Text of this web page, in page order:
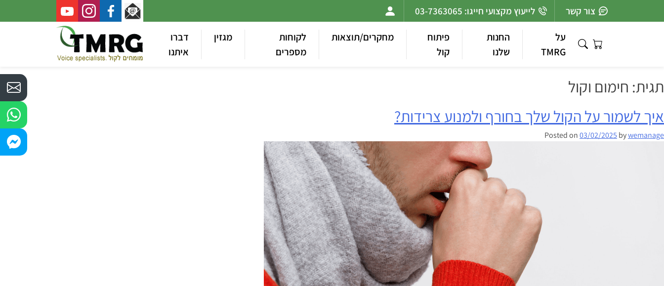
צור קשר לייעוץ מקצועי חייגו: 03-7363065
על
TMRG
החנות
שלנו
פיתוח
קול
מחקרים/תוצאות
לקוחות
מספרים
מגזין
דברו
איתנו
תגית: חימום וקול
איך לשמור על הקול שלך בחורף ולמנוע צרידות?
Posted on03/02/2025 bywemanage